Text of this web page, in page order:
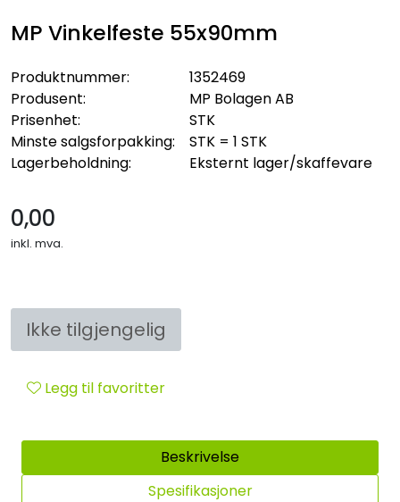
MP Vinkelfeste 55x90mm
Produktnummer:
1352469
Produsent:
MP Bolagen AB
Prisenhet:
STK
Minste salgsforpakking:
STK = 1 STK
Lagerbeholdning:
Eksternt lager/skaffevare
0,00
inkl. mva.
Ikke tilgjengelig
Legg til favoritter
Beskrivelse
Spesifikasjoner
Provisorisk
Bolig
Belysning
Sikringsmateriell
Kabler
Outlet